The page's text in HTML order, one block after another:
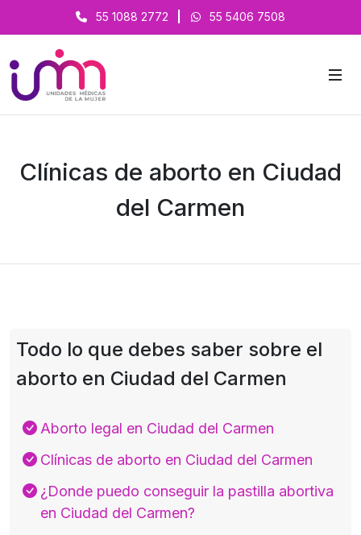
55 1088 2772 55 5406 7508
Clínicas de aborto en Ciudad
del Carmen
Todo lo que debes saber sobre el
aborto en Ciudad del Carmen
Aborto legal en Ciudad del Carmen
Clínicas de aborto en Ciudad del Carmen
¿Donde puedo conseguir la pastilla abortiva
en Ciudad del Carmen?